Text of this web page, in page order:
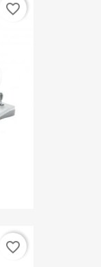
favorite_border
favorite_border